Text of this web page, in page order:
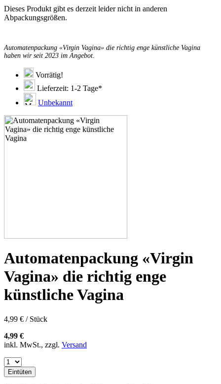
Dieses Produkt gibt es derzeit leider nicht in anderen
Abpackungsgrößen.
Automatenpackung «Virgin Vagina» die richtig enge künstliche Vagina
haben wir seit 2023 im Angebot.
Vorrätig!
Lieferzeit: 1-2 Tage*
Unbekannt
Automatenpackung «Virgin
Vagina» die richtig enge
künstliche Vagina
4,99 € / Stück
4,99 €
inkl. MwSt., zzgl. Versand
Eintüten